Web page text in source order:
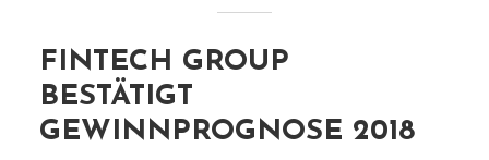
FINTECH GROUP
BESTÄTIGT
GEWINNPROGNOSE 2018